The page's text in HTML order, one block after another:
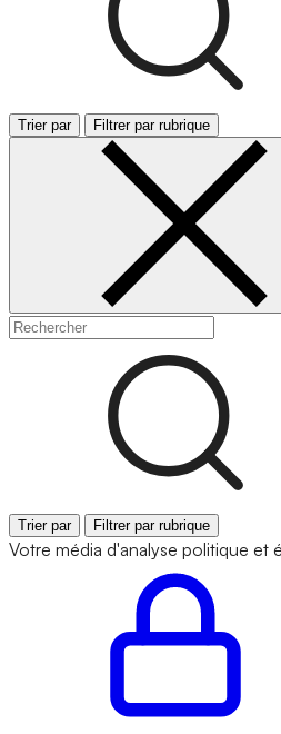
Trier par Filtrer par rubrique
Trier par Filtrer par rubrique
Votre média d'analyse politique et